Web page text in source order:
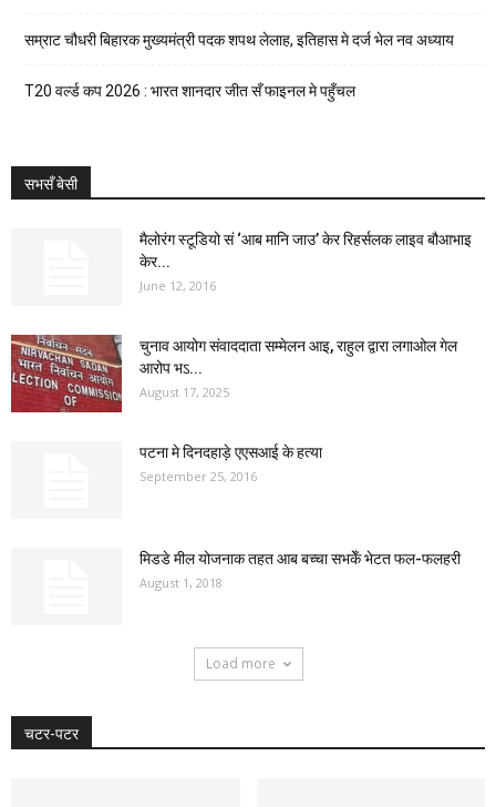
सम्राट चौधरी बिहारक मुख्यमंत्री पदक शपथ लेलाह, इतिहास मे दर्ज भेल नव अध्याय
T20 वर्ल्ड कप 2026 : भारत शानदार जीत सँ फाइनल मे पहुँचल
सभसँ बेसी
मैलोरंग स्टूडियो सं ‘आब मानि जाउ’ केर रिहर्सलक लाइव बौआभाइ
केर...
June 12, 2016
चुनाव आयोग संवाददाता सम्मेलन आइ, राहुल द्वारा लगाओल गेल
आरोप भऽ...
August 17, 2025
पटना मे दिनदहाड़े एएसआई के हत्या
September 25, 2016
मिडडे मील योजनाक तहत आब बच्चा सभकेँ भेटत फल-फलहरी
August 1, 2018
Load more
चटर-पटर